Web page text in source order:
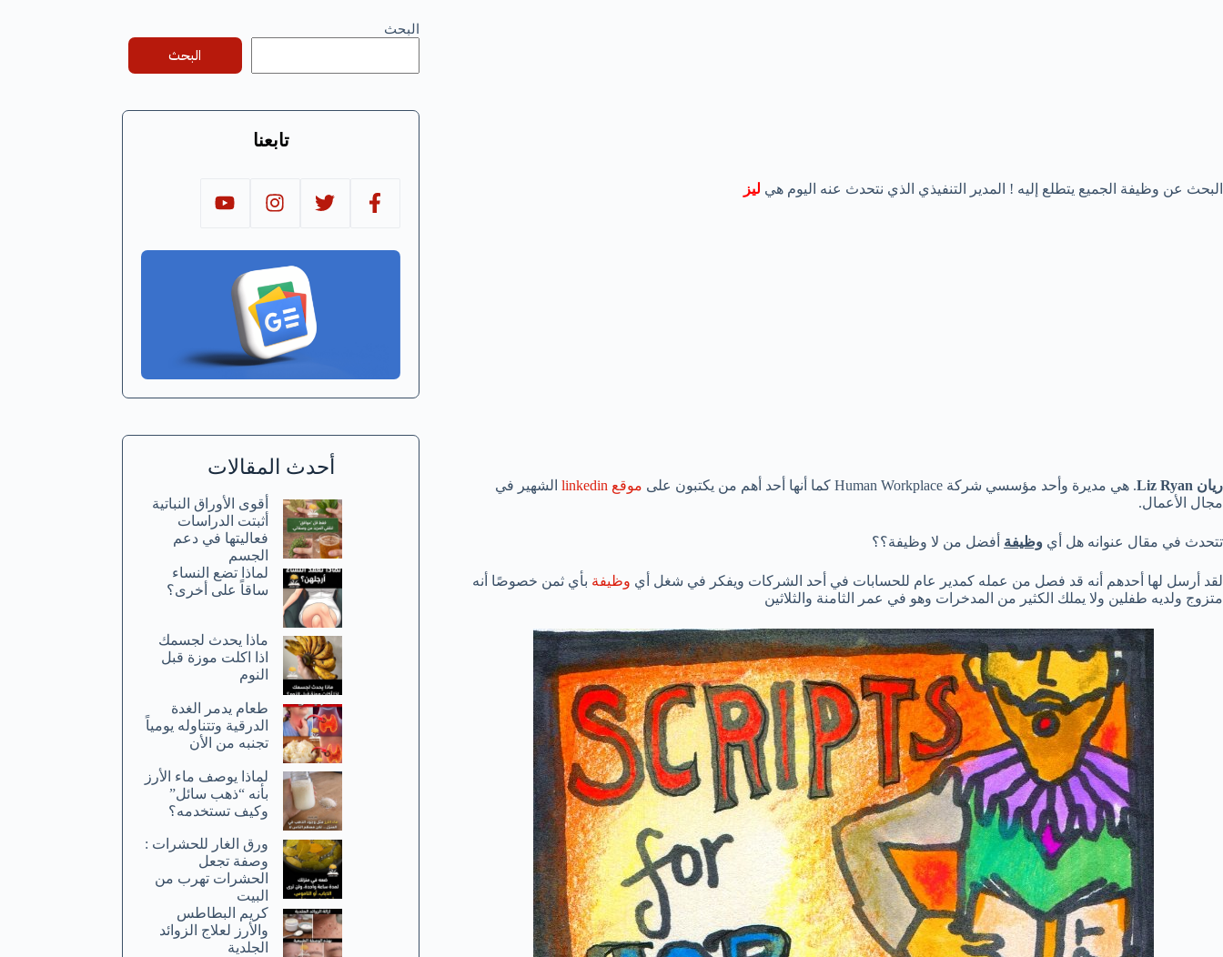
البحث عن وظيفة الجميع يتطلع إليه ! المدير التنفيذي الذي نتحدث عنه اليوم هي ليز
ريان Liz Ryan . هي مديرة وأحد مؤسسي شركة Human Workplace كما أنها أحد أهم من يكتبون على موقع linkedin
الشهير في
مجال الأعمال.
تتحدث في مقال عنوانه هل أي وظيفة أفضل من لا وظيفة؟؟
لقد أرسل لها أحدهم أنه قد فصل من عمله كمدير عام للحسابات في أحد الشركات ويفكر في شغل أي وظيفة بأي ثمن خصوصًا أنه
متزوج ولديه طفلين ولا يملك الكثير من المدخرات وهو في عمر الثامنة والثلاثين
البحث
البحث
تابعنا
أحدث المقالات
أقوى الأوراق النباتية
أثبتت الدراسات
فعاليتها في دعم
الجسم
لماذا تضع النساء
ساقاً على أخرى؟
ماذا يحدث لجسمك
اذا اكلت موزة قبل
النوم
طعام يدمر الغدة
الدرقية وتتناوله يومياً
تجنبه من الأن
لماذا يوصف ماء الأرز
بأنه “ذهب سائل”
وكيف تستخدمه؟
ورق الغار للحشرات :
وصفة تجعل
الحشرات تهرب من
البيت
كريم البطاطس
والأرز لعلاج الزوائد
الجلدية